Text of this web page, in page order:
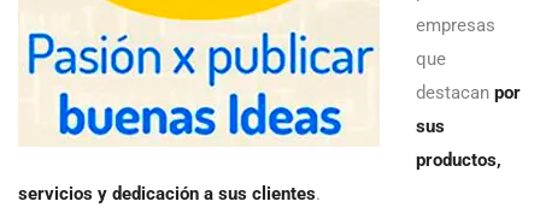
empresas
que
destacan por
sus
productos,
servicios y dedicación a sus clientes.